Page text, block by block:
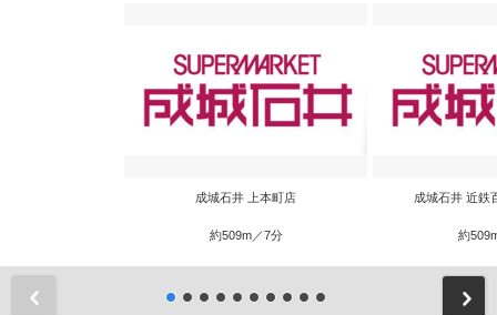
成城石井 上本町店
約509m／7分
成城石井 近鉄
約